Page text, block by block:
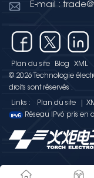
E-mail :
Plan du site Blog XML
© 2026 Technologie
droits sont réservés .
Links : Plan du site
Réseau IPv6 pris en